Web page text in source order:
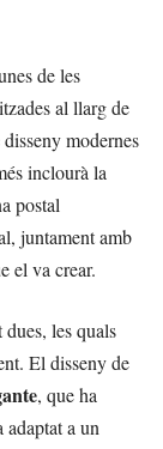
de les
al llarg de
modernes
inclourà la
postal
juntament amb
el va crear.
dues, les quals
El disseny de
, que ha
adaptat a un